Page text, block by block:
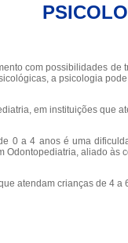
com possibilidades
a psicologia
em instituições que
0 a 4 anos é uma
Odontopediatria, aliado
atendam crianças de 4